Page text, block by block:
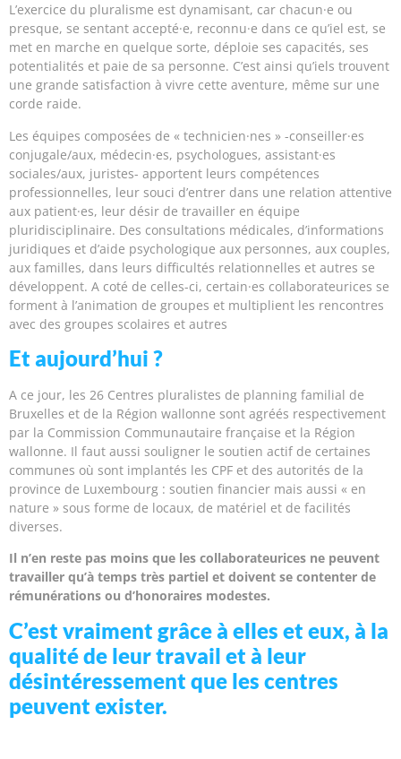
L’exercice du pluralisme est dynamisant, car chacun·e ou
presque, se sentant accepté·e, reconnu·e dans ce qu’iel est, se
met en marche en quelque sorte, déploie ses capacités, ses
potentialités et paie de sa personne. C’est ainsi qu’iels trouvent
une grande satisfaction à vivre cette aventure, même sur une
corde raide.
Les équipes composées de « technicien·nes » -conseiller·es
conjugale/aux, médecin·es, psychologues, assistant·es
sociales/aux, juristes- apportent leurs compétences
professionnelles, leur souci d’entrer dans une relation attentive
aux patient·es, leur désir de travailler en équipe
pluridisciplinaire. Des consultations médicales, d’informations
juridiques et d’aide psychologique aux personnes, aux couples,
aux familles, dans leurs difficultés relationnelles et autres se
développent. A coté de celles-ci, certain·es collaborateurices se
forment à l’animation de groupes et multiplient les rencontres
avec des groupes scolaires et autres
Et aujourd’hui ?
A ce jour, les 26 Centres pluralistes de planning familial de
Bruxelles et de la Région wallonne sont agréés respectivement
par la Commission Communautaire française et la Région
wallonne. Il faut aussi souligner le soutien actif de certaines
communes où sont implantés les CPF et des autorités de la
province de Luxembourg : soutien financier mais aussi « en
nature » sous forme de locaux, de matériel et de facilités
diverses.
Il n’en reste pas moins que les collaborateurices ne peuvent
travailler qu’à temps très partiel et doivent se contenter de
rémunérations ou d’honoraires modestes.
C’est vraiment grâce à elles et eux, à la
qualité de leur travail et à leur
désintéressement que les centres
peuvent exister.